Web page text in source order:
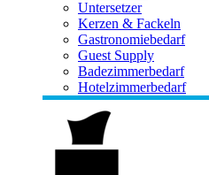
Untersetzer
Kerzen & Fackeln
Gastronomiebedarf
Guest Supply
Badezimmerbedarf
Hotelzimmerbedarf